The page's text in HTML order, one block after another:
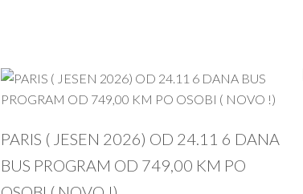
PARIS ( JESEN 2026) OD 24.11 6 DANA
BUS PROGRAM OD 749,00 KM PO